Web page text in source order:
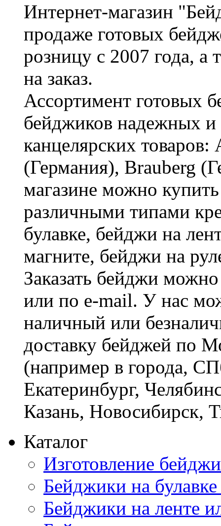
Интернет-магазин
продаже готовых
розницу с 2007 года, а
на заказ.
Ассортимент готовых
бейджиков надежных и
канцелярских
(Германия), Brauberg
магазине можно
различными типами
булавке, бейджи на
магните, бейджи на
Заказать бейджи
или по e-mail. У нас
наличный или
доставку бейджей по
(например в города,
Екатеринбург,
Казань, Новосибирск,
Каталог
Изготовление
Бейджики на
Бейджики на ленте